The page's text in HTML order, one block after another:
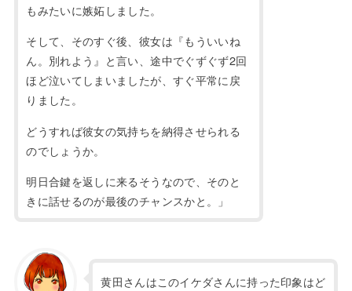
もみたいに嫉妬しました。
そして、そのすぐ後、彼女は『もういいね
ん。別れよう』と言い、途中でぐずぐず2回
ほど泣いてしまいましたが、すぐ平常に戻
りました。
どうすれば彼女の気持ちを納得させられる
のでしょうか。
明日合鍵を返しに来るそうなので、そのと
きに話せるのが最後のチャンスかと。」
黄田さんはこのイケダさんに持った印象はど